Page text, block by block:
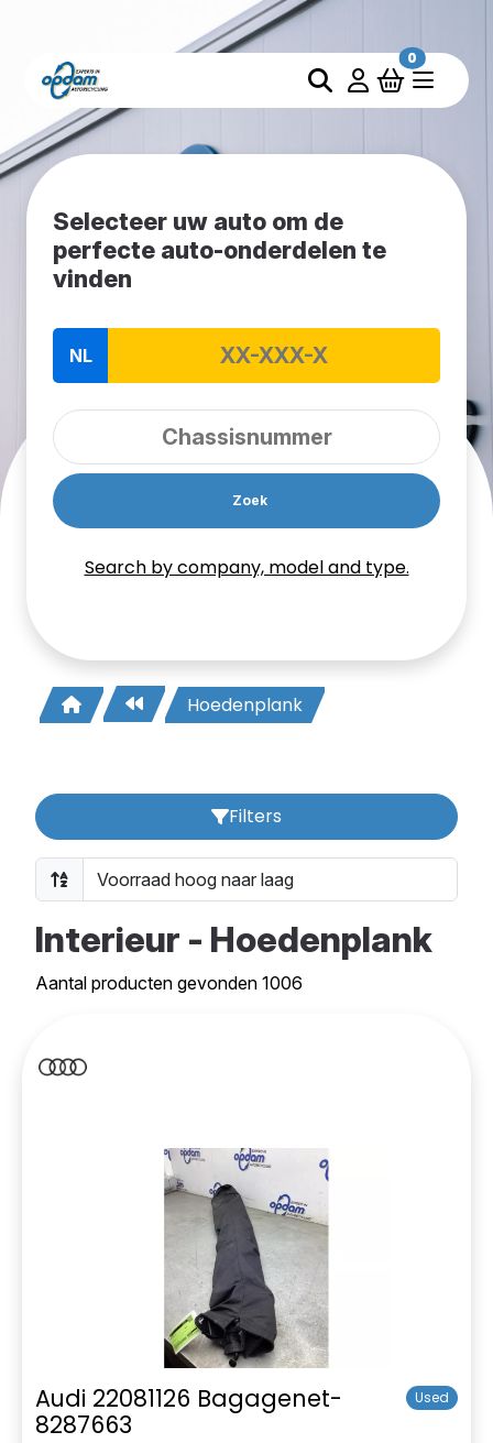
0
Selecteer uw auto om de
perfecte auto-onderdelen te
vinden
NL
Zoek
Search by company, model and type.
Hoedenplank
Filters
Interieur - Hoedenplank
Aantal producten gevonden 1006
Audi 22081126 Bagagenet-
8287663
Used